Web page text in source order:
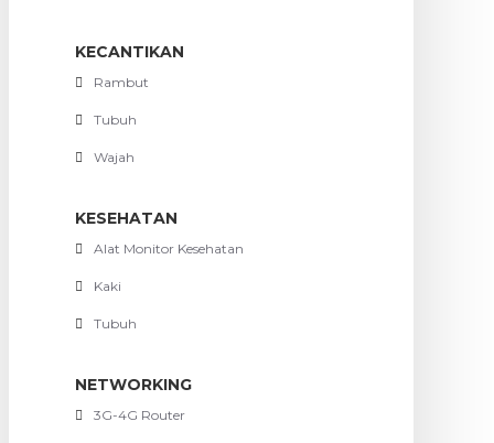
KECANTIKAN
Rambut
Tubuh
Wajah
KESEHATAN
Alat Monitor Kesehatan
Kaki
Tubuh
NETWORKING
3G-4G Router